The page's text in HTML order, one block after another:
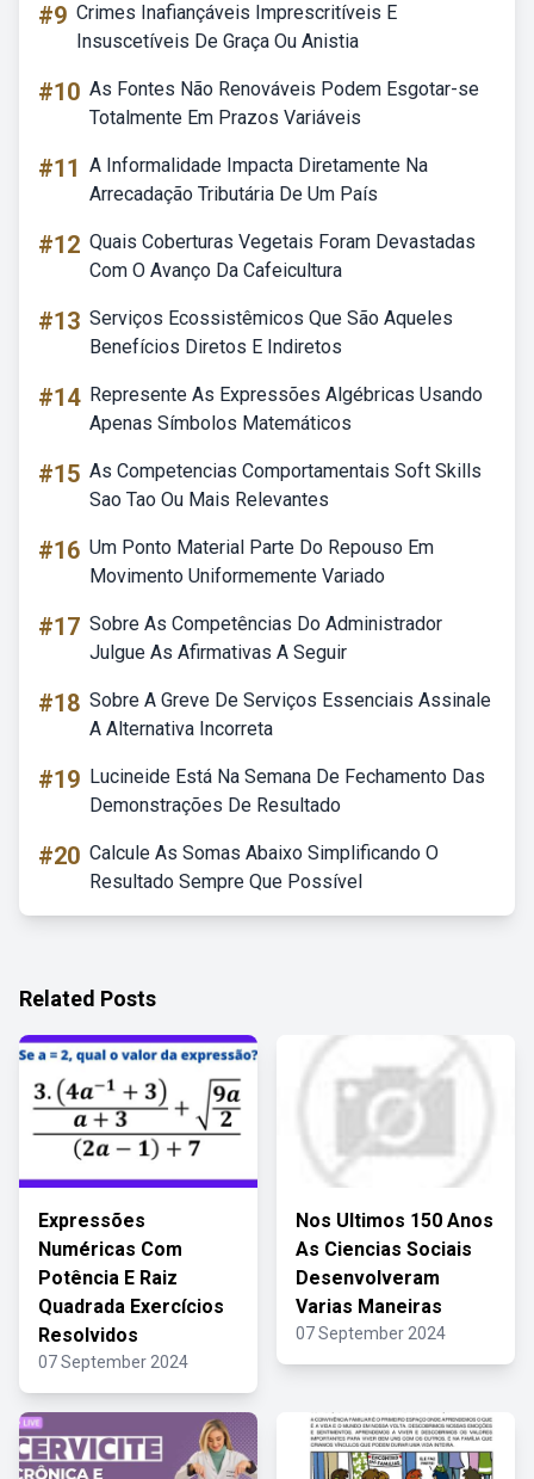
#9 Crimes Inafiançáveis Imprescritíveis E
Insuscetíveis De Graça Ou Anistia
#10 As Fontes Não Renováveis Podem Esgotar-se
Totalmente Em Prazos Variáveis
#11 A Informalidade Impacta Diretamente Na
Arrecadação Tributária De Um País
#12 Quais Coberturas Vegetais Foram Devastadas
Com O Avanço Da Cafeicultura
#13 Serviços Ecossistêmicos Que São Aqueles
Benefícios Diretos E Indiretos
#14 Represente As Expressões Algébricas Usando
Apenas Símbolos Matemáticos
#15 As Competencias Comportamentais Soft Skills
Sao Tao Ou Mais Relevantes
#16 Um Ponto Material Parte Do Repouso Em
Movimento Uniformemente Variado
#17 Sobre As Competências Do Administrador
Julgue As Afirmativas A Seguir
#18 Sobre A Greve De Serviços Essenciais Assinale
A Alternativa Incorreta
#19 Lucineide Está Na Semana De Fechamento Das
Demonstrações De Resultado
#20 Calcule As Somas Abaixo Simplificando O
Resultado Sempre Que Possível
Related Posts
Expressões
Numéricas Com
Potência E Raiz
Quadrada Exercícios
Resolvidos
07 September 2024
Nos Ultimos 150 Anos
As Ciencias Sociais
Desenvolveram
Varias Maneiras
07 September 2024